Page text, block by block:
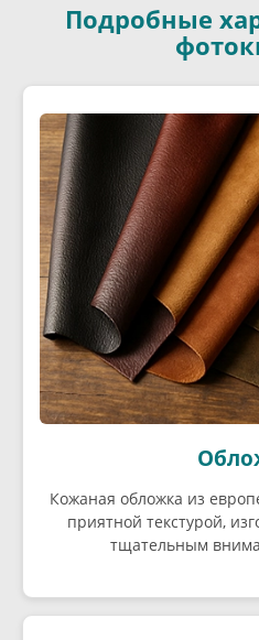
Подробные
Кожаная обложка из
приятной текстурой,
тщательным